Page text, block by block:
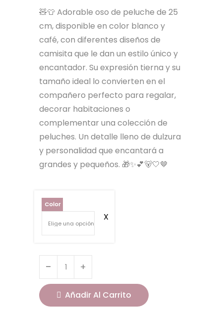
🧸👕 Adorable oso de peluche de 25
cm, disponible en color blanco y
café, con diferentes diseños de
camisita que le dan un estilo único y
encantador. Su expresión tierna y su
tamaño ideal lo convierten en el
compañero perfecto para regalar,
decorar habitaciones o
complementar una colección de
peluches. Un detalle lleno de dulzura
y personalidad que encantará a
grandes y pequeños. 🎁✨💕🐻🤍🤎
Color
Añadir Al Carrito